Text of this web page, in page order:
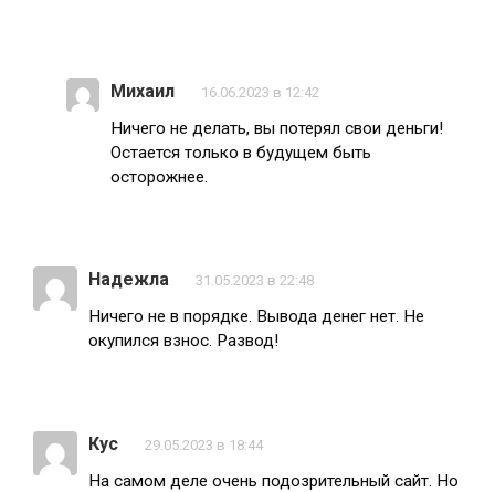
Михаил 16.06.2023 в 12:42
Ничего не делать, вы потерял свои деньги!
Остается только в будущем быть
осторожнее.
Надежла 31.05.2023 в 22:48
Ничего не в порядке. Вывода денег нет. Не
окупился взнос. Развод!
Кус 29.05.2023 в 18:44
На самом деле очень подозрительный сайт. Но